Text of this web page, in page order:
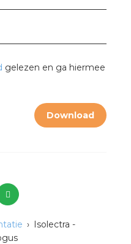
gelezen en ga hiermee
Download
Isolectra -